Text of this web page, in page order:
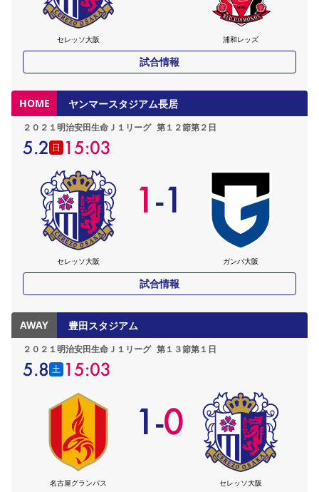
セレッソ大阪 浦和レッズ
試合情報
HOME ヤンマースタジアム長居
２０２１明治安田生命Ｊ１リーグ 第１２節第２日
5.2 日 15:03
セレッソ大阪
1-1
ガンバ大阪
試合情報
AWAY 豊田スタジアム
２０２１明治安田生命Ｊ１リーグ 第１３節第１日
5.8 土 15:03
名古屋グランパス
1-0
セレッソ大阪